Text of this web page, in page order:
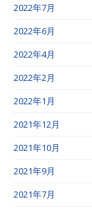
2022年7月
2022年6月
2022年4月
2022年2月
2022年1月
2021年12月
2021年10月
2021年9月
2021年7月